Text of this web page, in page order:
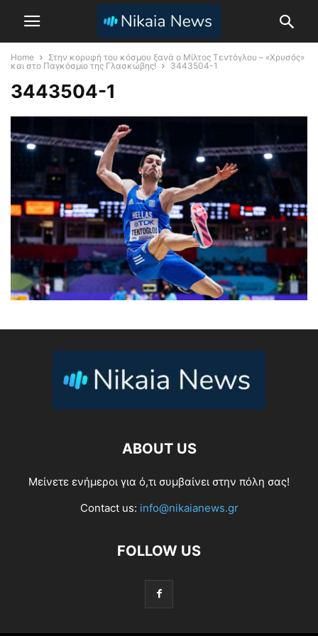
Home
Στην κορυφή του κόσμου ξανά ο Μίλτος Τεντόγλου – «Χρυσός»
και στο Παγκόσμιο της Γλασκώβης!
3443504-1
3443504-1
ABOUT US
Μείνετε ενήμεροι για ό,τι συμβαίνει στην πόλη σας!
Contact us: info@nikaianews.gr
FOLLOW US